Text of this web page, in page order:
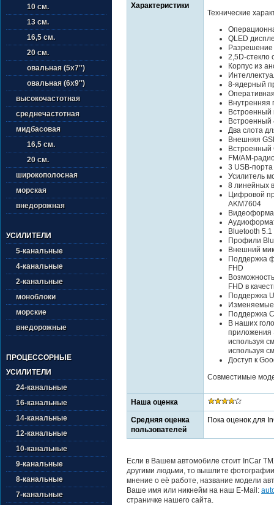
10 см.
13 см.
16,5 см.
20 см.
овальная (5х7'')
овальная (6х9'')
высокочастотная
среднечастотная
мидбасовая
16,5 см.
20 см.
широкополосная
морская
внедорожная
УСИЛИТЕЛИ
5-канальные
4-канальные
2-канальные
моноблоки
морские
внедорожные
ПРОЦЕССОРНЫЕ
УСИЛИТЕЛИ
24-канальные
16-канальные
14-канальные
12-канальные
10-канальные
9-канальные
8-канальные
7-канальные
Характеристики
Технические
QLED
Разрешение
2,5D-стекло
Корпус из
8-ядерный
Внутренняя
Встроенный
Встроенный
Два слота
Внешняя
Встроенный
FM/AM-
3 USB-порта
Усилитель
8 линейных
Цифровой
AKM7604
Bluetooth 5.1
Профили
Внешний
Поддержка
FHD
FHD в
Поддержка
Поддержка
В наших
приложения
используя
используя
Доступ к
Совместимые
Наша оценка
Средняя оценка
пользователей
Пока оценок для
Если в Вашем автомобиле стоит InCar
другими людьми, то вышлите
мнение о её работе, название модели
Ваше имя или никнейм на наш E-Mail:
страничке нашего сайта.